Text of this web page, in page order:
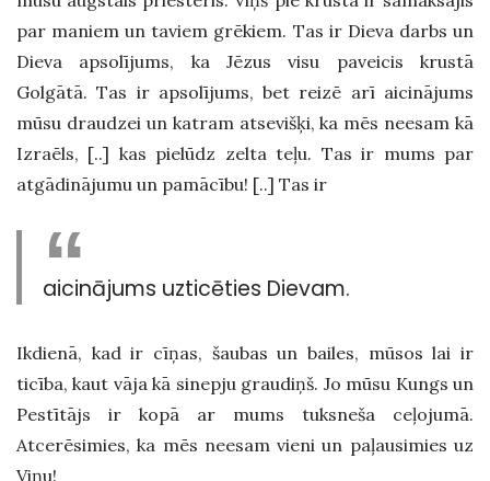
par maniem un taviem grēkiem. Tas ir Dieva darbs un
Dieva apsolījums, ka Jēzus visu paveicis krustā
Golgātā. Tas ir apsolījums, bet reizē arī aicinājums
mūsu draudzei un katram atsevišķi, ka mēs neesam kā
Izraēls, [..] kas pielūdz zelta teļu. Tas ir mums par
atgādinājumu un pamācību! [..] Tas ir
aicinājums uzticēties Dievam.
Ikdienā, kad ir cīņas, šaubas un bailes, mūsos lai ir
ticība, kaut vāja kā sinepju graudiņš. Jo mūsu Kungs un
Pestītājs ir kopā ar mums tuksneša ceļojumā.
Atcerēsimies, ka mēs neesam vieni un paļausimies uz
Viņu!